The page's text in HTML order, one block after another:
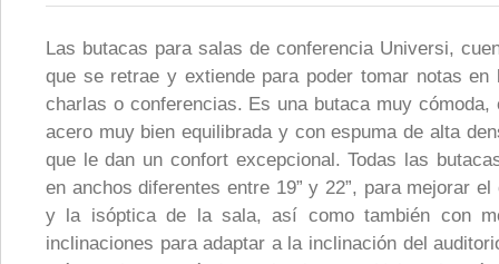
Las butacas para salas de conferencia Universi,
que se retrae y extiende para poder tomar notas en
charlas o conferencias. Es una butaca muy cómoda,
acero muy bien equilibrada y con espuma de alta
que le dan un confort excepcional. Todas las
en anchos diferentes entre 19” y 22”, para mejorar
y la isóptica de la sala, así como también con
inclinaciones para adaptar a la inclinación del